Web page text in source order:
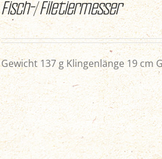
Fisch-/ Filetiermesser
Gewicht 137 g Klingenlänge 19 cm